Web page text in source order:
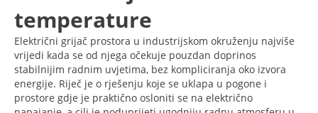
temperature
Električni grijač prostora u industrijskom okruženju najviše
vrijedi kada se od njega očekuje pouzdan doprinos
stabilnijim radnim uvjetima, bez kompliciranja oko izvora
energije. Riječ je o rješenju koje se uklapa u pogone i
prostore gdje je praktično osloniti se na električno